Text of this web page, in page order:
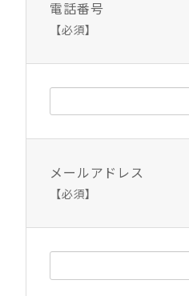
電話番号
【必須】
メールアドレス
【必須】